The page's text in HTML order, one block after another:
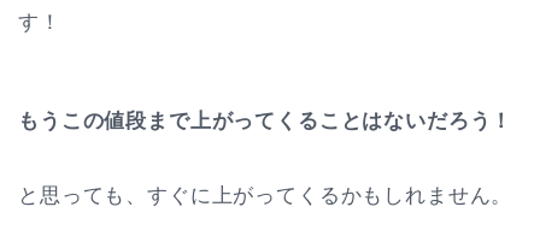
す！
もうこの値段まで上がってくることはないだろう！
と思っても、すぐに上がってくるかもしれません。